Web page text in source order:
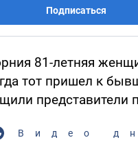
Подписаться
81-летняя
тот пришел к
представители
Видео